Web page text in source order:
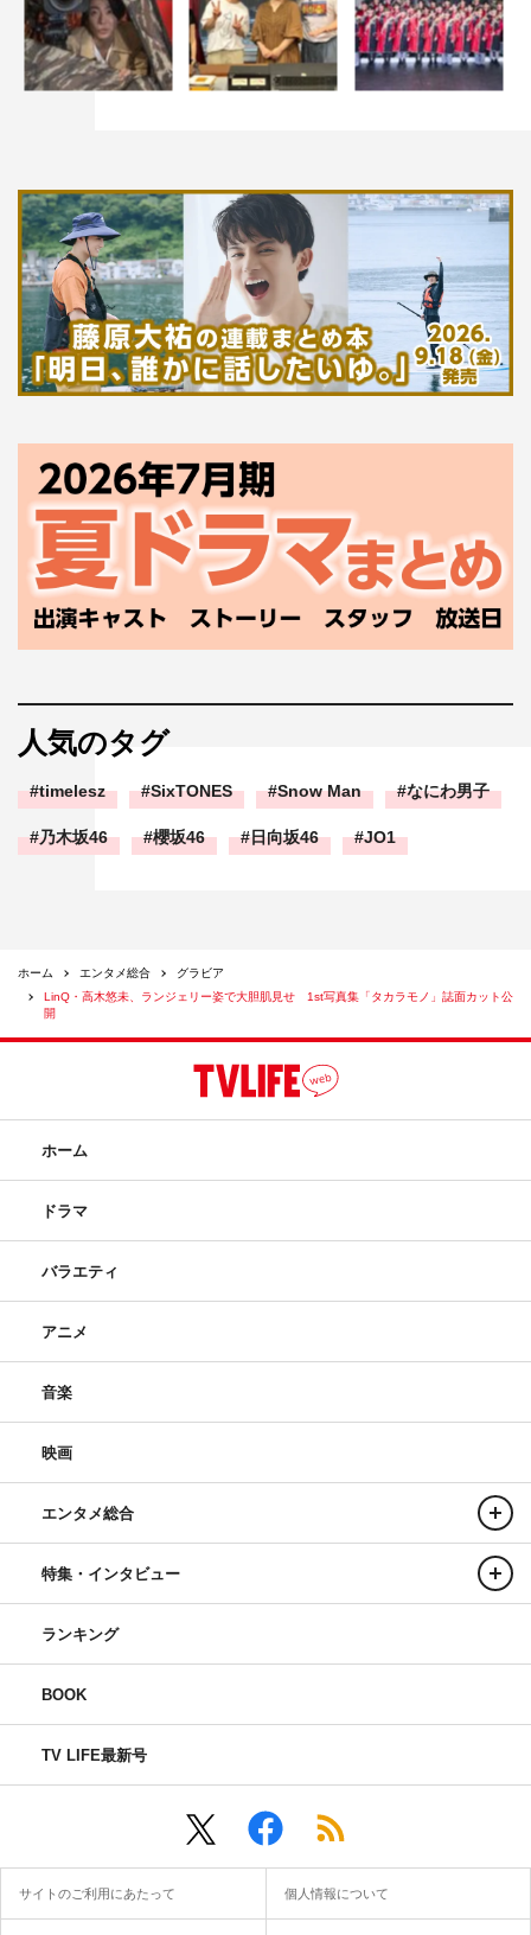
人気のタグ
timelesz SixTONES Snow Man なにわ男子
乃木坂46 櫻坂46 日向坂46 JO1
ホーム エンタメ総合
グラビア
LinQ・高木悠未、ランジェリー姿で大胆肌見せ 1st写真集「タカラモノ」誌面カット公
開
ホーム
ドラマ
バラエティ
アニメ
音楽
映画
エンタメ総合
特集・インタビュー
ランキング
BOOK
TV LIFE最新号
サイトのご利用にあたって 個人情報について